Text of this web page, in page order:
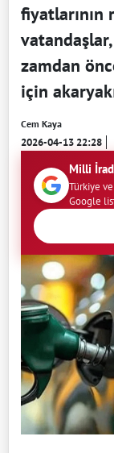
fiyatlarının
zamdan
için
Cem Kaya
2026-04-13 22:28
Milli
Türkiye
Google